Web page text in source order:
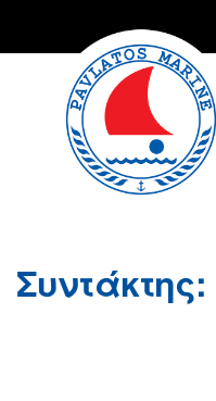
Pavlatos
Συντάκτης: